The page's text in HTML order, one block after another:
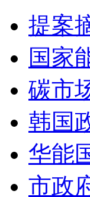
提案
国家
碳市
韩国
华能
市政